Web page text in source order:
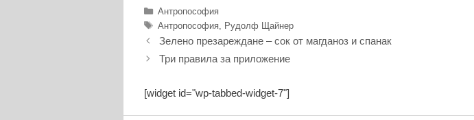
Категории
Антропософия
Етикети
Антропософия, Рудолф Щайнер
Зелено презареждане – сок от магданоз и спанак
Три правила за приложение
[widget id="wp-tabbed-widget-7"]